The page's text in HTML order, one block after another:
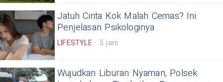
Jatuh Cinta Kok Malah Cemas? Ini
Penjelasan Psikologinya
LIFESTYLE 5 jam
Wujudkan Liburan Nyaman, Polsek